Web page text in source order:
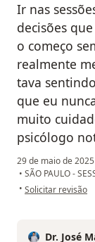
Ir nas
decisões
o começo
realmente
tava
que eu
muito
psicólogo
29 de maio de 2025
• SÃO PAULO -
• na opinião do
Solicitar revisão
Dr. José